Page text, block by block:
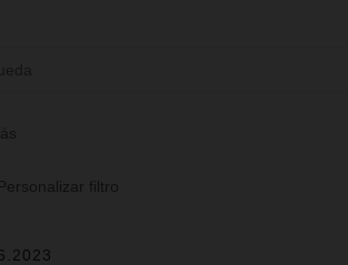
Personalizar filtro